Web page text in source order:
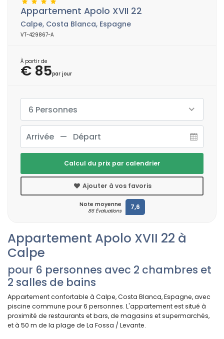
Appartement Apolo XVII 22 à
Calpe
pour 6 personnes avec 2 chambres et
2 salles de bains
Appartement confortable à Calpe, Costa Blanca, Espagne, avec
piscine commune pour 6 personnes. L'appartement est situé à
proximité de restaurants et bars, de magasins et supermarchés,
et à 50 m de la plage de La Fossa / Levante.
Appartement Apolo XVII 22
Calpe, Costa Blanca, Espagne
VT-429867-A
À partir de
€ 85par jour
6 Personnes
Calcul du prix par calendrier
Ajouter à vos favoris
Note moyenne
86 Évaluations 7,6